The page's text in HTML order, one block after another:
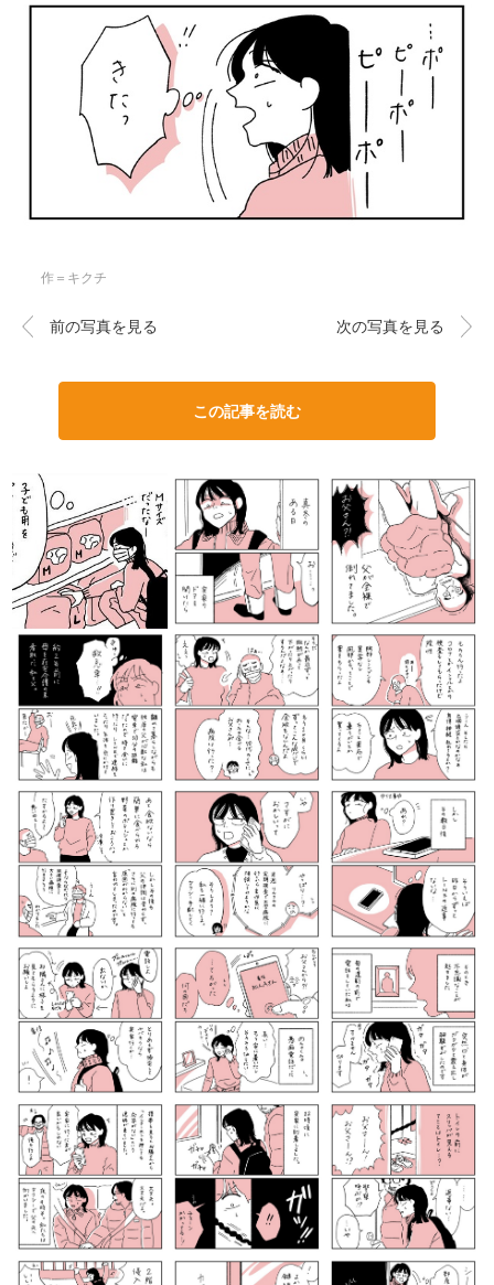
作＝キクチ
前の写真を見る 次の写真を見る
この記事を読む